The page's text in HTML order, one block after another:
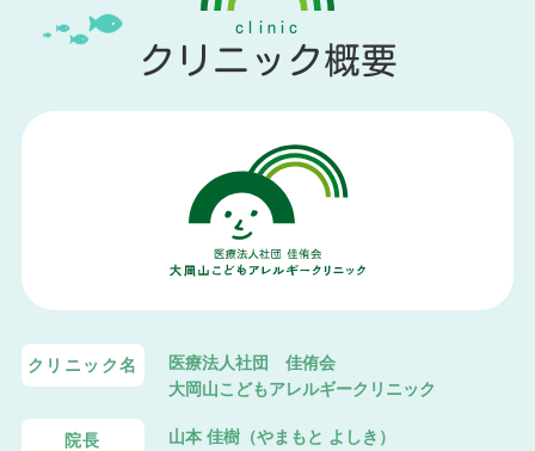
clinic
クリニック概要
クリニック名
医療法人社団 佳侑会
大岡山こどもアレルギークリニック
院長 山本 佳樹（やまもと よしき）